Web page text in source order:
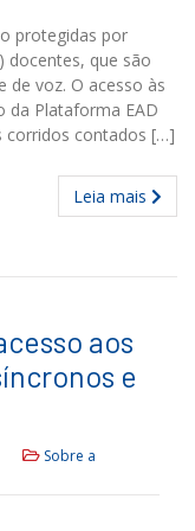
protegidas por
docentes, que são
de voz. O acesso às
da Plataforma EAD
corridos contados […]
Leia mais
aos
e
Sobre a